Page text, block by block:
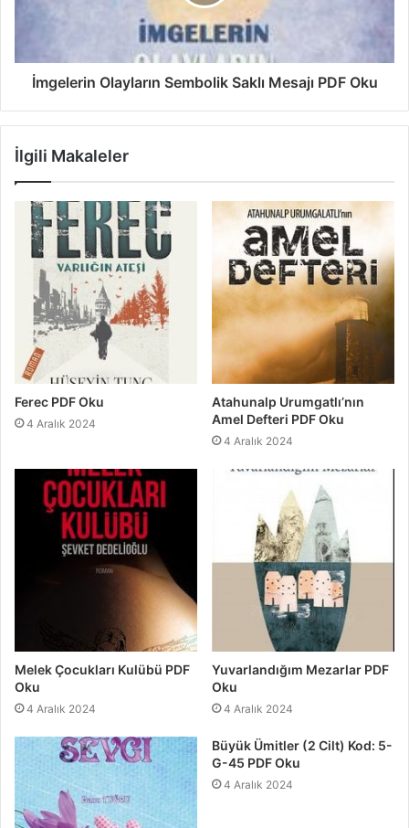
İmgelerin Olayların Sembolik Saklı Mesajı PDF Oku
İlgili Makaleler
Ferec PDF Oku
4 Aralık 2024
Atahunalp Urumgatlı’nın
Amel Defteri PDF Oku
4 Aralık 2024
Melek Çocukları Kulübü PDF
Oku
4 Aralık 2024
Yuvarlandığım Mezarlar PDF
Oku
4 Aralık 2024
Büyük Ümitler (2 Cilt) Kod: 5-
G-45 PDF Oku
4 Aralık 2024